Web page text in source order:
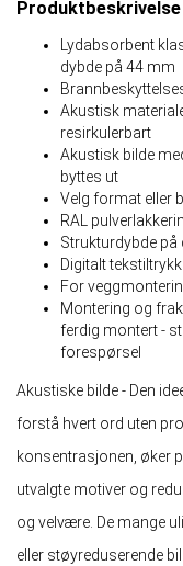
Produktbeskrivelse
Lydabsorbent
dybde på 44 mm
Akustisk
resirkulerbart
Akustisk bilde
byttes ut
Velg format eller
RAL
Strukturdybde på
Digitalt
For
Montering og
ferdig montert -
forespørsel
Akustiske bilde - Den
forstå hvert ord uten
konsentrasjonen, øker
utvalgte motiver og
og velvære. De mange
eller støyreduserende